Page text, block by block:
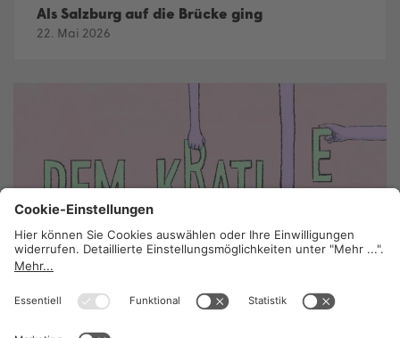
Als Salzburg auf die Brücke ging
22. Mai 2026